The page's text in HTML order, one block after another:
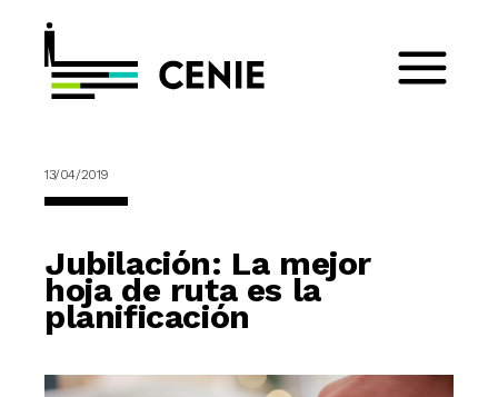
13/04/2019
Jubilación: La mejor
hoja de ruta es la
planificación